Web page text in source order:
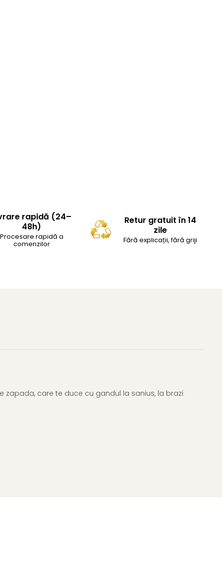
rapidă (24–
48h)
Procesare rapidă a
comenzilor
Retur gratuit în 14
zile
Fără explicații, fără griji
zapada, care te duce cu gandul la sanius, la brazi